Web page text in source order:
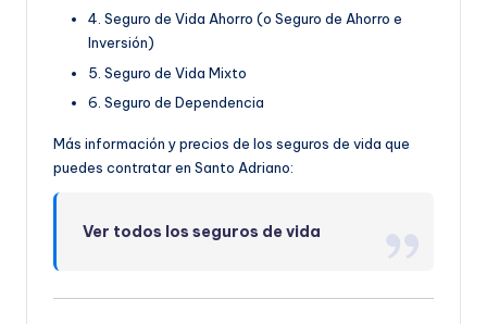
4. Seguro de Vida Ahorro (o Seguro de Ahorro e
Inversión)
5. Seguro de Vida Mixto
6. Seguro de Dependencia
Más información y precios de los seguros de vida que
puedes contratar en Santo Adriano:
Ver todos los seguros de vida